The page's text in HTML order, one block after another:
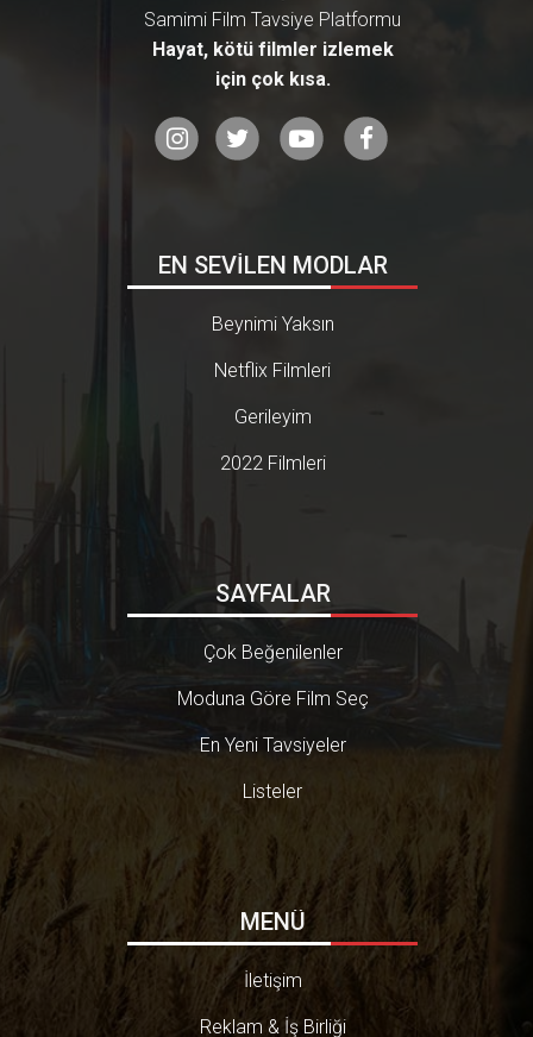
Samimi Film Tavsiye Platformu
Hayat, kötü filmler izlemek
için çok kısa.
EN SEVİLEN MODLAR
Beynimi Yaksın
Netflix Filmleri
Gerileyim
2022 Filmleri
SAYFALAR
Çok Beğenilenler
Moduna Göre Film Seç
En Yeni Tavsiyeler
Listeler
MENÜ
İletişim
Reklam & İş Birliği